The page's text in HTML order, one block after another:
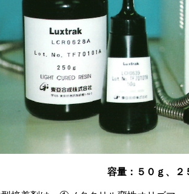
容量：５０ｇ、２